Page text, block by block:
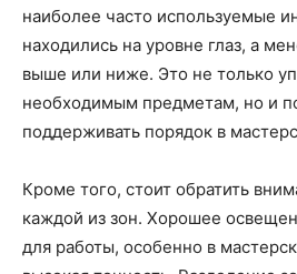
наиболее часто используемые
находились на уровне глаз, а
выше или ниже. Это не только
необходимым предметам, но и
поддерживать порядок в
Кроме того, стоит обратить
каждой из зон. Хорошее
для работы, особенно в